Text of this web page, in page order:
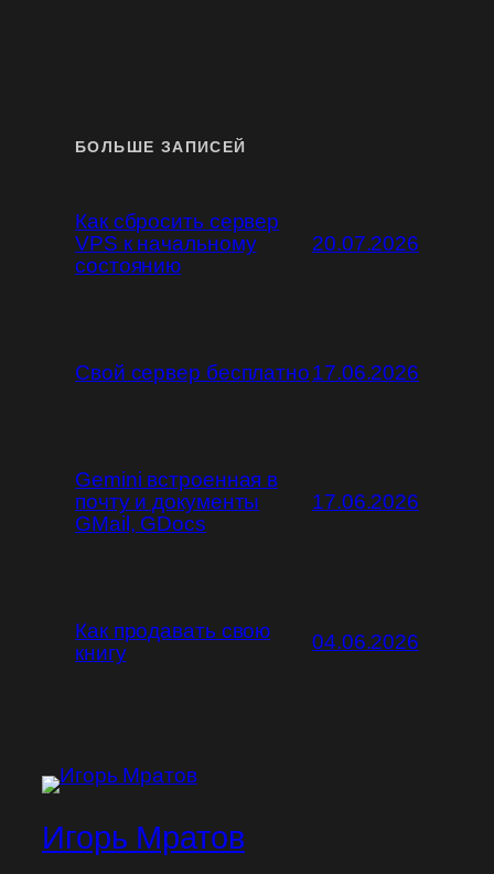
БОЛЬШЕ ЗАПИСЕЙ
Как сбросить сервер
VPS к начальному
состоянию
20.07.2026
Свой сервер бесплатно17.06.2026
Gemini встроенная в
почту и документы
GMail, GDocs
17.06.2026
Как продавать свою
книгу
04.06.2026
Игорь Мратов